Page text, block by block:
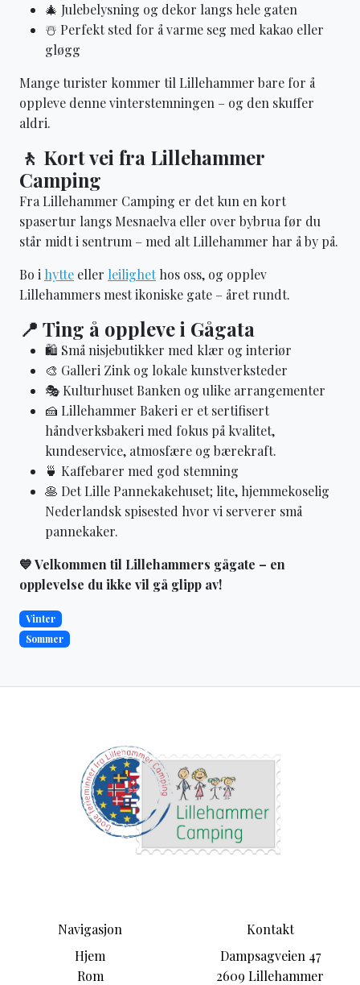
🎄 Julebelysning og dekor langs hele gaten
☃️ Perfekt sted for å varme seg med kakao eller
gløgg
Mange turister kommer til Lillehammer bare for å
oppleve denne vinterstemningen – og den skuffer
aldri.
🚶 Kort vei fra Lillehammer
Camping
Fra Lillehammer Camping er det kun en kort
spasertur langs Mesnaelva eller over bybrua før du
står midt i sentrum – med alt Lillehammer har å by på.
Bo i hytte eller leilighethos oss, og opplev
Lillehammers mest ikoniske gate – året rundt.
📍 Ting å oppleve i Gågata
🛍️ Små nisjebutikker med klær og interiør
🎨 Galleri Zink og lokale kunstverksteder
🎭 Kulturhuset Banken og ulike arrangementer
🍰 Lillehammer Bakeri er et sertifisert
håndverksbakeri med fokus på kvalitet,
kundeservice, atmosfære og bærekraft.
🍵 Kaffebarer med god stemning
🥞 Det Lille Pannekakehuset; lite, hjemmekoselig
Nederlandsk spisested hvor vi serverer små
pannekaker.
💙 Velkommen til Lillehammers gågate – en
opplevelse du ikke vil gå glipp av!
Vinter
Sommer
Navigasjon
Hjem
Rom
Kontakt
Dampsagveien 47
2609 Lillehammer